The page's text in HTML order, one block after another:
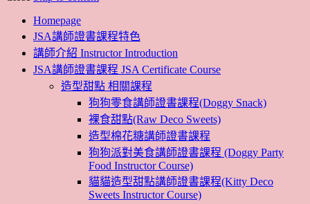
Homepage
JSA講師證書課程特色
講師介紹 Instructor Introduction
JSA講師證書課程 JSA Certificate Course
造型甜點 相關課程
狗狗零食講師證書課程(Doggy Snack)
裸食甜點(Raw Deco Sweets)
造型棉花糖講師證書課程
狗狗派對美食講師證書課程 (Doggy Party
Food Instructor Course)
貓貓造型甜點講師證書課程(Kitty Deco
Sweets Instructor Course)